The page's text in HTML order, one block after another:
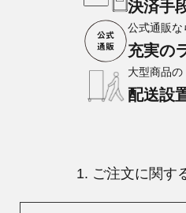
決済手
公式通販な
充実の
大型商品の
配送設
1. ご注文に関す